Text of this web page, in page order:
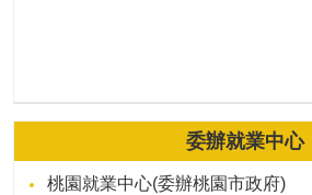
委辦就業中心
桃園就業中心(委辦桃園市政府)